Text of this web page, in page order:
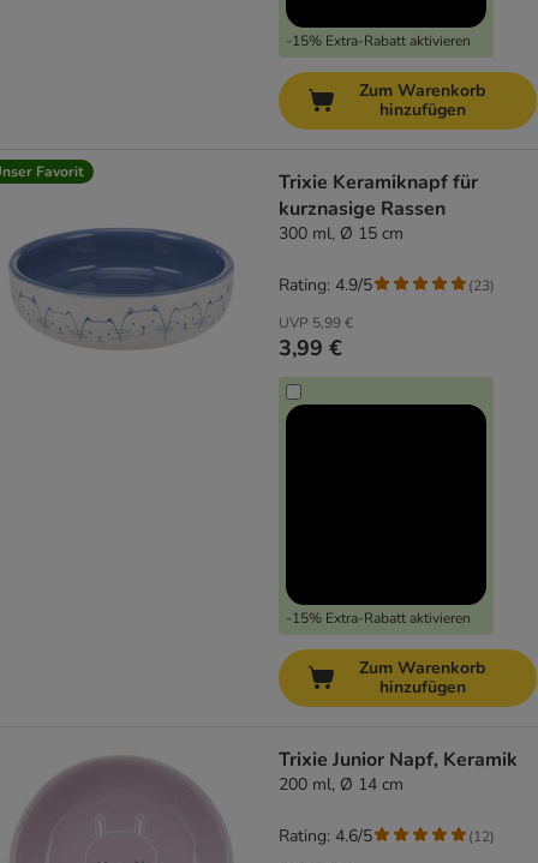
-15% Extra-Rabatt aktivieren
Zum Warenkorb
hinzufügen
Favorit
Trixie Keramiknapf für
kurznasige Rassen
300 ml, Ø 15 cm
UVP 5,99 €
3,99 €
-15% Extra-Rabatt aktivieren
Rating: 4.9/5 (23)
Zum Warenkorb
hinzufügen
Trixie Junior Napf, Keramik
200 ml, Ø 14 cm
Rating: 4.6/5 (12)